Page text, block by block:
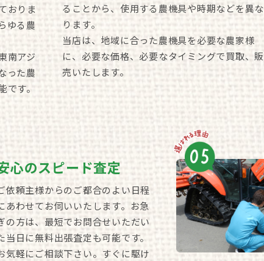
おりま
ゆる農
南アジ
った農
です。
ることから、使用する農機具や時期などを異な
ります。
当店は、地域に合った農機具を必要な農家様
に、必要な価格、必要なタイミングで買取、販
売いたします。
心のスピード査定
依頼主様からのご都合のよい日程
あわせてお伺いいたします。お急
の方は、最短でお問合せいただい
当日に無料出張査定も可能です。
気軽にご相談下さい。すぐに駆け